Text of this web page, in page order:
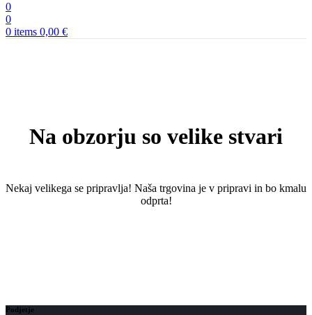
0
0
0 items 0,00 €
Na obzorju so velike stvari
Nekaj ​​velikega se pripravlja! Naša trgovina je v pripravi in ​​bo kmalu
odprta!
Podjetje